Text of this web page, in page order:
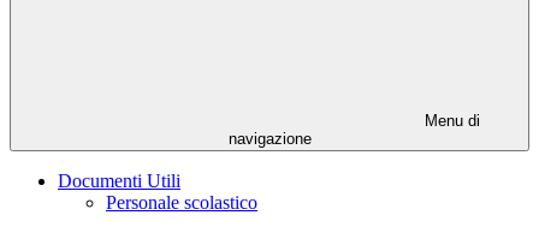
Menu di
navigazione
Documenti Utili
Personale scolastico